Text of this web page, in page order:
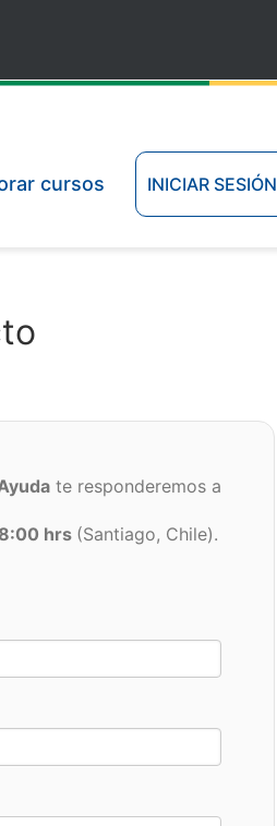
cursos INICIAR SESIÓN
te responderemos a
hrs (Santiago, Chile).